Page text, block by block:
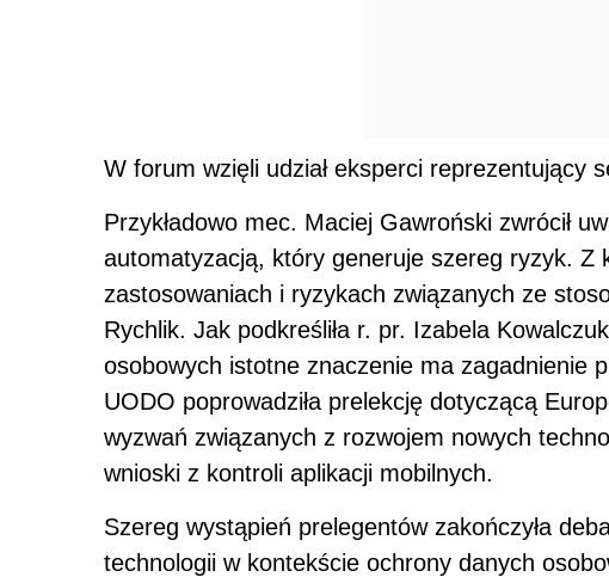
W forum wzięli udział eksperci reprezentujący
Przykładowo mec. Maciej Gawroński zwrócił
automatyzacją, który generuje szereg ryzyk. Z
zastosowaniach i ryzykach związanych ze
Rychlik. Jak podkreśliła r. pr. Izabela
osobowych istotne znaczenie ma zagadnienie
UODO poprowadziła prelekcję dotyczącą
wyzwań związanych z rozwojem nowych
wnioski z kontroli aplikacji mobilnych.
Szereg wystąpień prelegentów zakończyła
technologii w kontekście ochrony danych